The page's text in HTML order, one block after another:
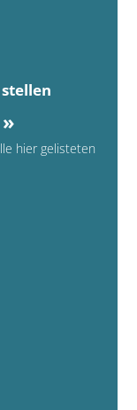
stellen
hier gelisteten